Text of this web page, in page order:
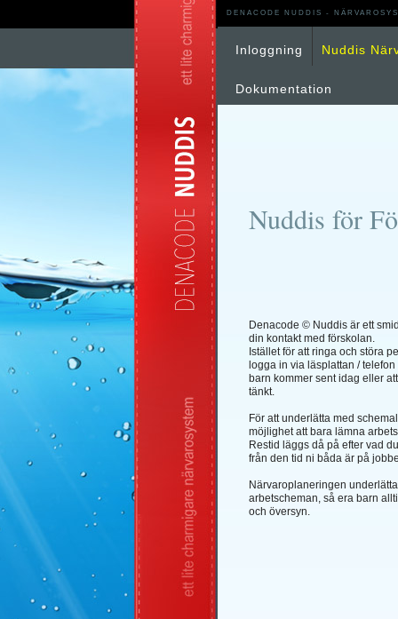
DENACODE NUDDIS -
Inloggning Nuddis
Dokumentation
Nuddis för
Denacode © Nuddis är ett
din kontakt med förskolan.
Istället för att ringa och störa
logga in via läsplattan /
barn kommer sent idag eller
tänkt.
För att underlätta med
möjlighet att bara lämna
Restid läggs då på efter vad
från den tid ni båda är på
Närvaroplaneringen
arbetscheman, så era barn
och översyn.